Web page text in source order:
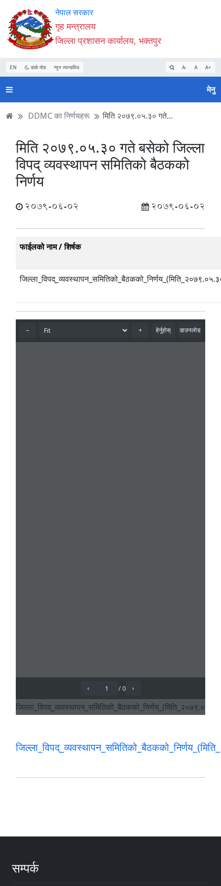
Accessibility
Mode
सुरु
गर्नुहोस्
सामाग्री
पढ्नुहाेस्
नेभिगेसन
पढ्नुहाेस्
वेबसाइट
खोजमा
जानुहोस्
नेपाल सरकार
गृह मन्त्रालय
जिल्ला प्रशासन कार्यालय, भक्तपुर
EN डार्क मोड न्यून व्यान्डविथ A- A A+
मेनु
DDMC का निर्णयहरू मिति २०७९.०५.३० गते...
मिति २०७९.०५.३० गते बसेको जिल्ला
विपद् व्यवस्थापन समितिको बैठकको
निर्णय
2079-06-02 2079-06-02
फाईलको नाम / शिर्षक
सम्पर्क